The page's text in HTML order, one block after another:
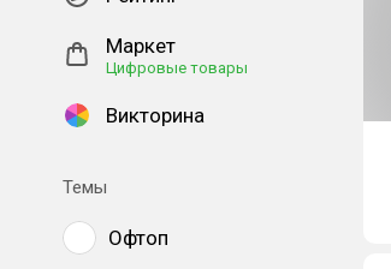
Маркет
Цифровые товары
Викторина
Темы
Офтоп